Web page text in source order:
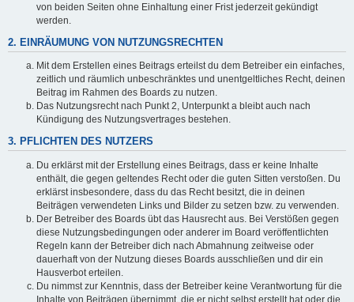
von beiden Seiten ohne Einhaltung einer Frist jederzeit gekündigt
werden.
2. EINRÄUMUNG VON NUTZUNGSRECHTEN
Mit dem Erstellen eines Beitrags erteilst du dem Betreiber ein einfaches,
zeitlich und räumlich unbeschränktes und unentgeltliches Recht, deinen
Beitrag im Rahmen des Boards zu nutzen.
Das Nutzungsrecht nach Punkt 2, Unterpunkt a bleibt auch nach
Kündigung des Nutzungsvertrages bestehen.
3. PFLICHTEN DES NUTZERS
Du erklärst mit der Erstellung eines Beitrags, dass er keine Inhalte
enthält, die gegen geltendes Recht oder die guten Sitten verstoßen. Du
erklärst insbesondere, dass du das Recht besitzt, die in deinen
Beiträgen verwendeten Links und Bilder zu setzen bzw. zu verwenden.
Der Betreiber des Boards übt das Hausrecht aus. Bei Verstößen gegen
diese Nutzungsbedingungen oder anderer im Board veröffentlichten
Regeln kann der Betreiber dich nach Abmahnung zeitweise oder
dauerhaft von der Nutzung dieses Boards ausschließen und dir ein
Hausverbot erteilen.
Du nimmst zur Kenntnis, dass der Betreiber keine Verantwortung für die
Inhalte von Beiträgen übernimmt, die er nicht selbst erstellt hat oder die